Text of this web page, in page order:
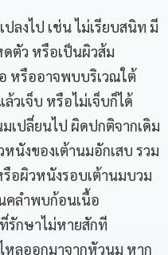
ลงไป เช่น ไม่เรียบสนิท มี
ตัว หรือเป็นผิวส้ม
หรืออาจพบบริเวณใต้
วเจ็บ หรือไม่เจ็บก็ได้
เปลี่ยนไป ผิดปกติจากเดิม
นังของเต้านมอักเสบ รวม
อผิวหนังรอบเต้านมบวม
คลำพบก้อนเนื้อ
รักษาไม่หายสักที
หลออกมาจากหัวนม หาก